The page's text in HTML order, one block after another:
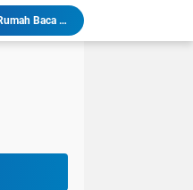
Mahasiswa KKN-T Literasi Unhas Laksanakan Kunjungan Literasi ke Rumah Baca Lo’mo Topejawa Bersama Siswa UPT SDN 66 Kajang
KKN-T Literasi Desa Topejawa Kelola dan Hias Rumah Baca, Upaya Hadirkan Ruang Literasi Menarik
Sulap Belajar Jadi Seru, KKN-T Unhas Gel.116 Kenalkan Literasi Digital dan Kolase di UPT SDN 112 Inpres Bontomanai